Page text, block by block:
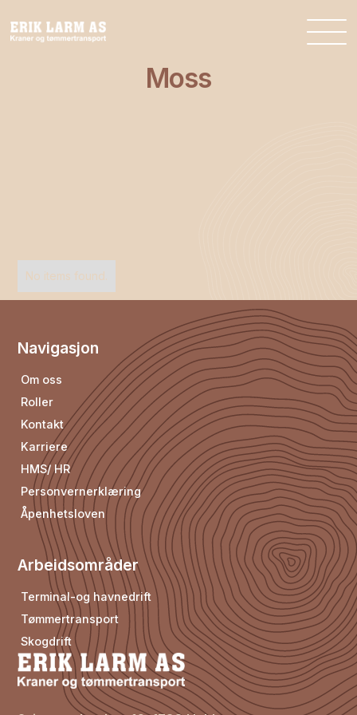
Moss
No items found.
Navigasjon
Om oss
Roller
Kontakt
Karriere
HMS/ HR
Personvernerklæring
Åpenhetsloven
Arbeidsområder
Terminal-og havnedrift
Tømmertransport
Skogdrift